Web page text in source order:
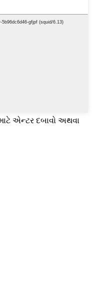
એન્ટર દબાવો અથવા